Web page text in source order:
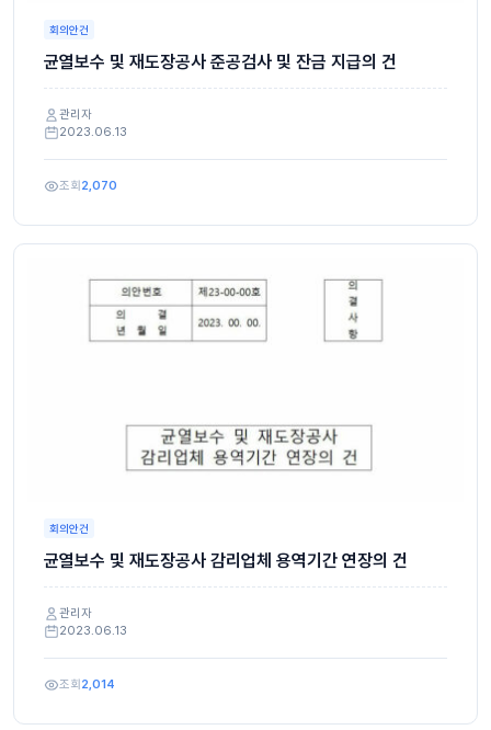
회의안건
균열보수 및 재도장공사 준공검사 및 잔금 지급의 건
관리자
2023.06.13
조회2,070
회의안건
균열보수 및 재도장공사 감리업체 용역기간 연장의 건
관리자
2023.06.13
조회 2,014